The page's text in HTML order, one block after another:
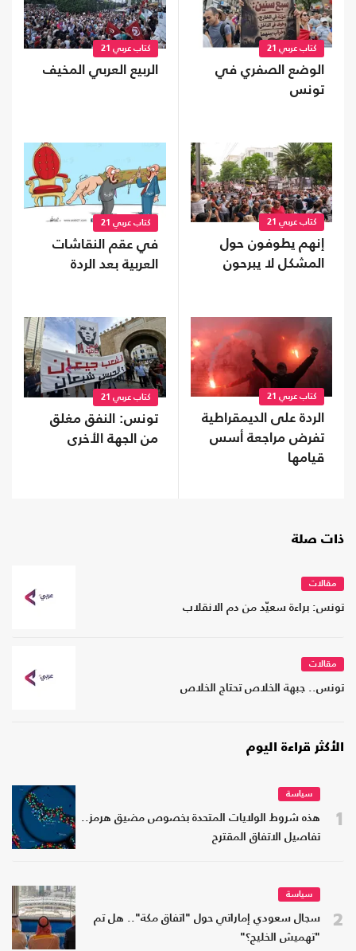
كتاب عربي 21
الوضع الصفري في
تونس
كتاب عربي 21
الربيع العربي المخيف
كتاب عربي 21
إنهم يطوفون حول
المشكل لا يبرحون
كتاب عربي 21
في عقم النقاشات
العربية بعد الردة
كتاب عربي 21
الردة على الديمقراطية
تفرض مراجعة أسس
قيامها
كتاب عربي 21
تونس: النفق مغلق
من الجهة الأخرى
ذات صلة
مقالات
تونس: براءة سعيّد من دم الانقلاب
مقالات
تونس.. جبهة الخلاص تحتاج الخلاص
الأكثر قراءة اليوم
1
سياسة
هذه شروط الولايات المتحدة بخصوص مضيق هرمز..
تفاصيل الاتفاق المقترح
2
سياسة
سجال سعودي إماراتي حول "اتفاق مكة".. هل تم
"تهميش الخليج؟"